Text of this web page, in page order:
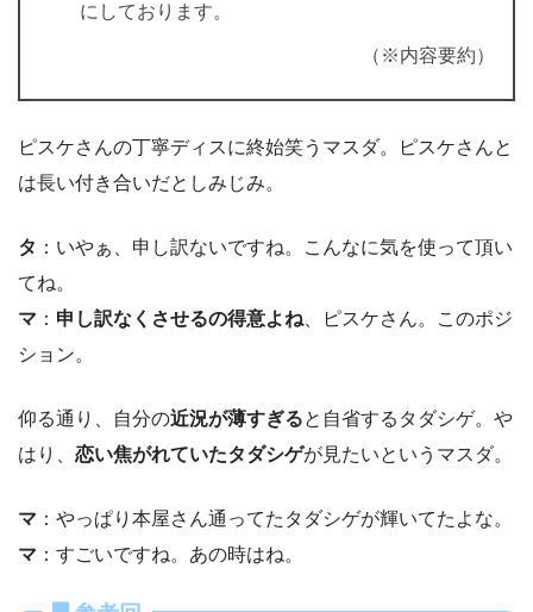
にしております。
（※内容要約）
ピスケさんの丁寧ディスに終始笑うマスダ。ピスケさんと
は長い付き合いだとしみじみ。
タ ：いやぁ、申し訳ないですね。こんなに気を使って頂い
てね。
マ ： 申し訳なくさせるの得意よね 、ピスケさん。このポジ
ション。
仰る通り、自分の近況が薄すぎると自省するタダシゲ。や
はり、 恋い焦がれていたタダシゲが見たいというマスダ。
マ ：やっぱり本屋さん通ってたタダシゲが輝いてたよな。
マ ：すごいですね。あの時はね。